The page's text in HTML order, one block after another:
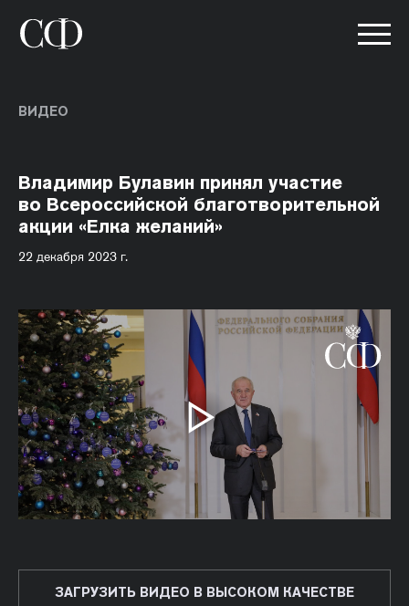
ВИДЕО
Владимир Булавин принял участие
во Всероссийской благотворительной
акции «Елка желаний»
22 декабря 2023 г.
ЗАГРУЗИТЬ ВИДЕО В ВЫСОКОМ КАЧЕСТВЕ